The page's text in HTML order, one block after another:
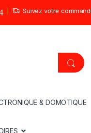
Suivez votre
& DOMOTIQUE